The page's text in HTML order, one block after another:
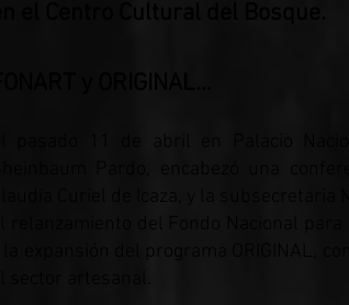
El pasado 11 de abril en Palacio
Sheinbaum Pardo, encabezó una
Claudia Curiel de Icaza, y la
el relanzamiento del Fondo Nacional
y la expansión del programa ORIGINAL,